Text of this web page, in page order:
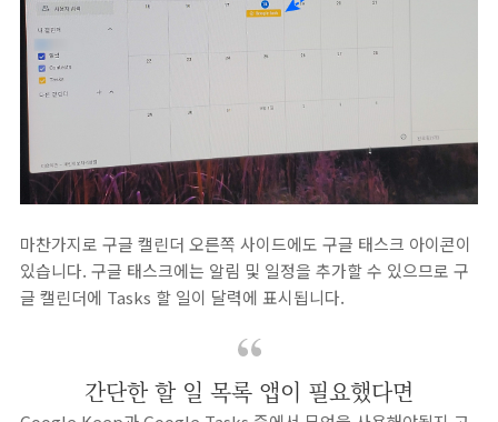
마찬가지로 구글 캘린더 오른쪽 사이드에도 구글 태스크 아이콘이
있습니다. 구글 태스크에는 알림 및 일정을 추가할 수 있으므로 구
글 캘린더에 Tasks 할 일이 달력에 표시됩니다.
간단한 할 일 목록 앱이 필요했다면